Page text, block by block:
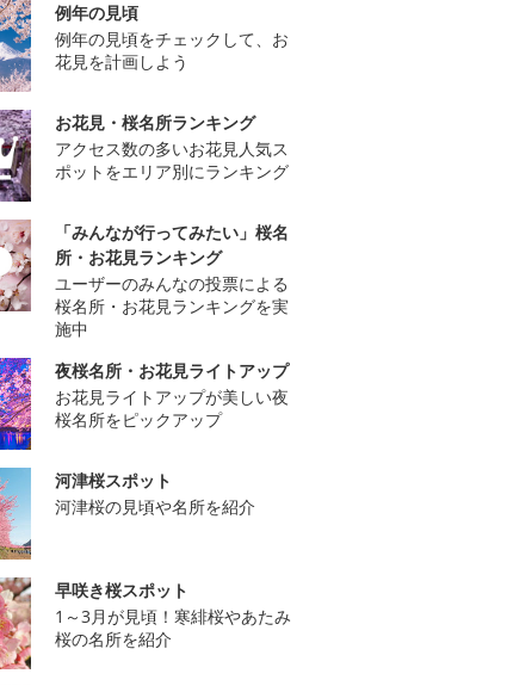
例年の見頃
例年の見頃をチェックして、お
花見を計画しよう
お花見・桜名所ランキング
アクセス数の多いお花見人気ス
ポットをエリア別にランキング
「みんなが行ってみたい」桜名
所・お花見ランキング
ユーザーのみんなの投票による
桜名所・お花見ランキングを実
施中
夜桜名所・お花見ライトアップ
お花見ライトアップが美しい夜
桜名所をピックアップ
河津桜スポット
河津桜の見頃や名所を紹介
早咲き桜スポット
1～3月が見頃！寒緋桜やあたみ
桜の名所を紹介